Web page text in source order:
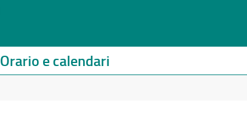
Orario e calendari